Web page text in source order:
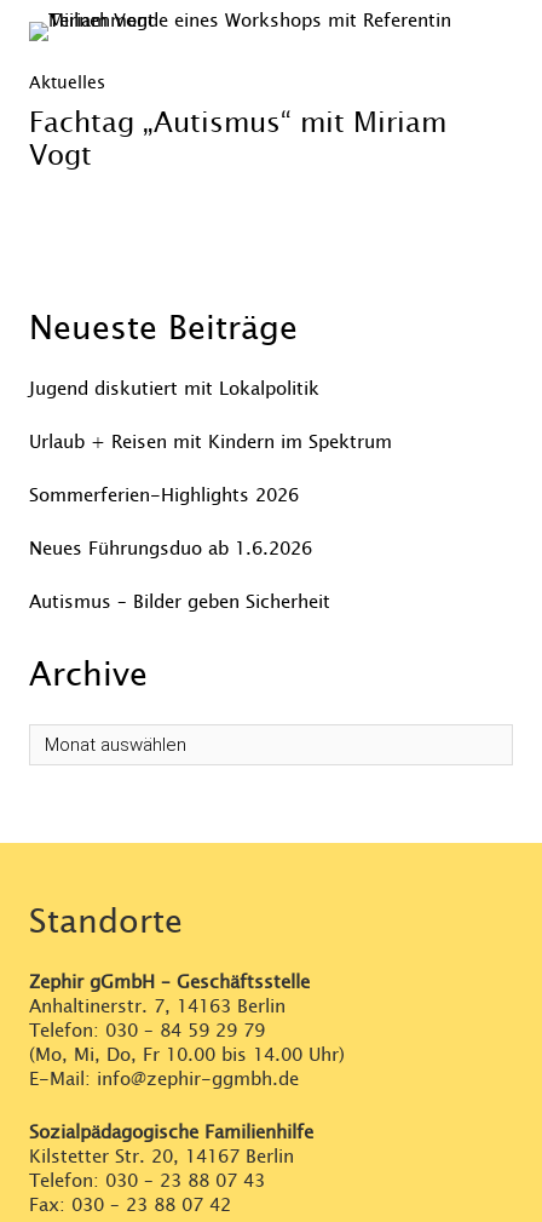
Aktuelles
Fachtag „Autismus“ mit Miriam
Vogt
Neueste Beiträge
Jugend diskutiert mit Lokalpolitik
Urlaub + Reisen mit Kindern im Spektrum
Sommerferien-Highlights 2026
Neues Führungsduo ab 1.6.2026
Autismus – Bilder geben Sicherheit
Archive
Standorte
Zephir gGmbH – Geschäftsstelle
Anhaltinerstr. 7, 14163 Berlin
Telefon: 030 – 84 59 29 79
(Mo, Mi, Do, Fr 10.00 bis 14.00 Uhr)
E-Mail: info@zephir-ggmbh.de
Sozialpädagogische Familienhilfe
Kilstetter Str. 20, 14167 Berlin
Telefon: 030 – 23 88 07 43
Fax: 030 – 23 88 07 42